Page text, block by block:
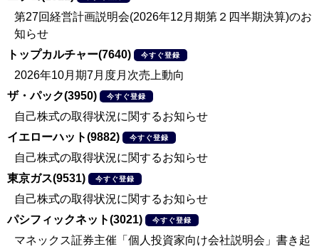
第27回経営計画説明会(2026年12月期第２四半期決算)のお
知らせ
トップカルチャー(7640)
今すぐ登録
2026年10月期7月度月次売上動向
ザ・パック(3950)
今すぐ登録
自己株式の取得状況に関するお知らせ
イエローハット(9882)
今すぐ登録
自己株式の取得状況に関するお知らせ
東京ガス(9531)
今すぐ登録
自己株式の取得状況に関するお知らせ
パシフィックネット(3021)
今すぐ登録
マネックス証券主催「個人投資家向け会社説明会」書き起